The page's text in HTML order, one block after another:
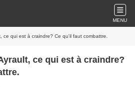
MENU
ce qui est à craindre? Ce qu'il faut combattre.
ce qui est à craindre?